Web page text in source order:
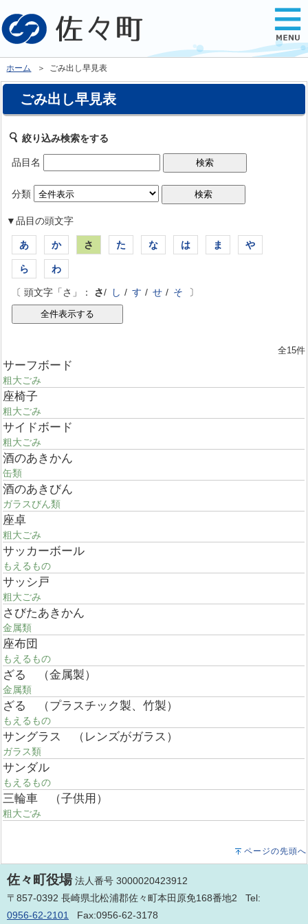
ホーム ＞ ごみ出し早見表
ごみ出し早見表
絞り込み検索をする
品目名
分類
▼品目の頭文字
あ か さ た な は ま や
ら わ
〔 頭文字「さ」： さ/ し / す / せ / そ 〕
全15件
サーフボード
粗大ごみ
座椅子
粗大ごみ
サイドボード
粗大ごみ
酒のあきかん
缶類
酒のあきびん
ガラスびん類
座卓
粗大ごみ
サッカーボール
もえるもの
サッシ戸
粗大ごみ
さびたあきかん
金属類
座布団
もえるもの
ざる （金属製）
金属類
ざる （プラスチック製、竹製）
もえるもの
サングラス （レンズがガラス）
ガラス類
サンダル
もえるもの
三輪車 （子供用）
粗大ごみ
ページの先頭へ
佐々町役場法人番号 3000020423912
〒857-0392 長崎県北松浦郡佐々町本田原免168番地2 Tel:
0956-62-2101
Fax:0956-62-3178